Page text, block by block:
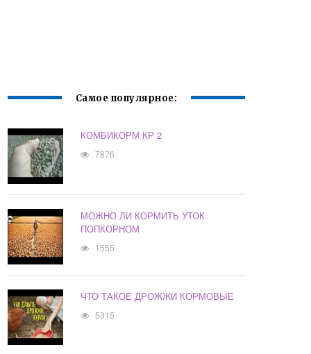
Самое популярное:
КОМБИКОРМ КР 2
7876
МОЖНО ЛИ КОРМИТЬ УТОК
ПОПКОРНОМ
1555
ЧТО ТАКОЕ ДРОЖЖИ КОРМОВЫЕ
5315